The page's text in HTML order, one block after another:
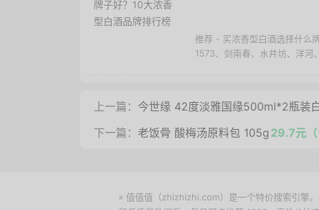
推荐 - 买浓香型白酒选择什么
1573、剑南春、水井坊、洋河
上一篇： 今世缘 42度淡雅国缘500ml*2瓶装
下一篇： 老饭骨 酸梅汤原料包 105g 29.7元（
» 值值值（zhizhizhi.com）是一个特价搜索引擎